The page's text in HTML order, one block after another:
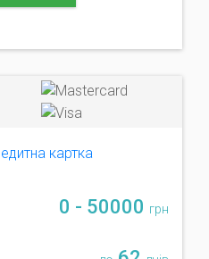
0 - 50000 грн